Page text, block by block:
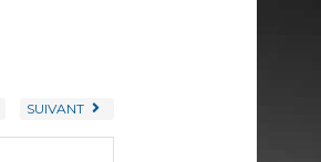
SUIVANT